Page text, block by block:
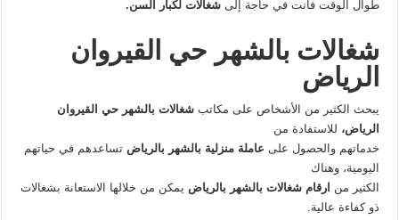
طوال الوقت فأنت في حاجة إلىشغالات لكبار السن.
شغالات بالشهر حي القيروان
الرياض
يبحث الكثير من الأشخاص على مكاتبشغالات بالشهر حي القيروان
الرياض، للاستفادة من
خدماتهم والحصول على عاملة منزلية بالشهر بالرياض تساعدهم في حياتهم
اليومية، وهناك
الكثير من ارقام شغالات بالشهر بالرياض يمكن من خلالها الاستعانة بشغالات
ذو كفاءة عالية.